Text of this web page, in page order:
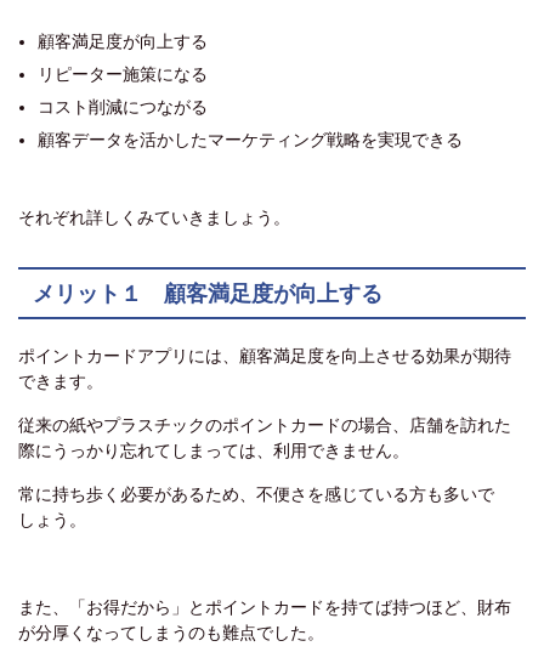
顧客満足度が向上する
リピーター施策になる
コスト削減につながる
顧客データを活かしたマーケティング戦略を実現できる
それぞれ詳しくみていきましょう。
メリット１ 顧客満足度が向上する
ポイントカードアプリには、顧客満足度を向上させる効果が期待
できます。
従来の紙やプラスチックのポイントカードの場合、店舗を訪れた
際にうっかり忘れてしまっては、利用できません。
常に持ち歩く必要があるため、不便さを感じている方も多いで
しょう。
また、「お得だから」とポイントカードを持てば持つほど、財布
が分厚くなってしまうのも難点でした。